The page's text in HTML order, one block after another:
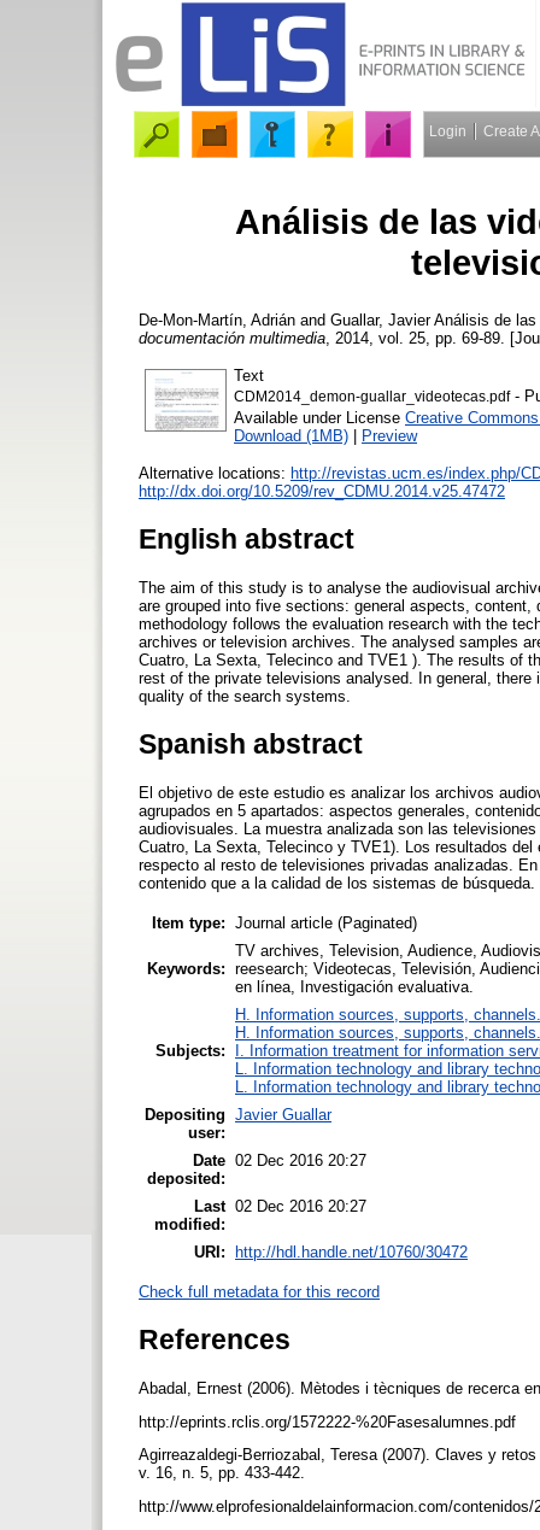
Login Create
Análisis de las
De-Mon-Martín, Adrián and Guallar, JavierAnálisis de las
documentación multimedia , 2014, vol. 25, pp. 69-89.
Text
CDM2014_demon-guallar_videotecas.pdf-
Available under License Creative
Download (1MB) | Preview
Alternative locations: http://revistas.ucm.es/index.php/
http://dx.doi.org/10.5209/rev_CDMU.2014.v25.47472
English abstract
The aim of this study is to analyse the audiovisual
are grouped into five sections: general aspects,
methodology follows the evaluation research with the
archives or television archives. The analysed samples
Cuatro, La Sexta, Telecinco and TVE1 ). The results of
rest of the private televisions analysed. In general,
quality of the search systems.
Spanish abstract
El objetivo de este estudio es analizar los archivos
agrupados en 5 apartados: aspectos generales,
audiovisuales. La muestra analizada son las
Cuatro, La Sexta, Telecinco y TVE1). Los resultados
respecto al resto de televisiones privadas analizadas.
contenido que a la calidad de los sistemas de búsqueda.
Item type: Journal article (Paginated)
Keywords:
TV archives, Television, Audience,
reesearch; Videotecas, Televisión,
en línea, Investigación evaluativa.
Subjects:
H. Information sources, supports, channels.
H. Information sources, supports, channels.
I. Information treatment for information
L. Information technology and library
L. Information technology and library
Depositing
user:
Javier Guallar
Date
deposited:
02 Dec 2016 20:27
Last
modified:
02 Dec 2016 20:27
URI: http://hdl.handle.net/10760/30472
Check full metadata for this record
References
Abadal, Ernest (2006). Mètodes i tècniques de recerca
http://eprints.rclis.org/1572222-%20Fasesalumnes.pdf
Agirreazaldegi-Berriozabal, Teresa (2007). Claves y
v. 16, n. 5, pp. 433-442.
http://www.elprofesionaldelainformacion.com/